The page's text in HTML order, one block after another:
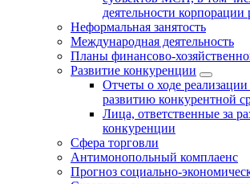
деятельности
Неформальная занятость
Международная деятельность
Планы финансово-
Развитие конкуренции
Отчеты о ходе
развитию конкурентной
Лица, ответственные за
конкуренции
Сфера торговли
Антимонопольный комплаенс
Прогноз социально-